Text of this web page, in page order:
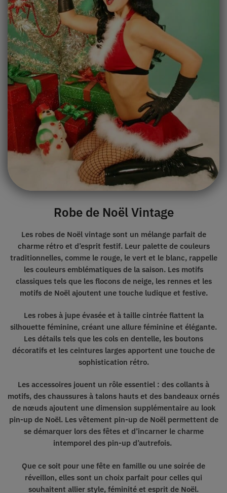
Robe de Noël Vintage
Les robes de Noël vintage sont un mélange parfait de
charme rétro et d’esprit festif. Leur palette de couleurs
traditionnelles, comme le rouge, le vert et le blanc, rappelle
les couleurs emblématiques de la saison. Les motifs
classiques tels que les flocons de neige, les rennes et les
motifs de Noël ajoutent une touche ludique et festive.
Les robes à jupe évasée et à taille cintrée flattent la
silhouette féminine, créant une allure féminine et élégante.
Les détails tels que les cols en dentelle, les boutons
décoratifs et les ceintures larges apportent une touche de
sophistication rétro.
Les accessoires jouent un rôle essentiel : des collants à
motifs, des chaussures à talons hauts et des bandeaux ornés
de nœuds ajoutent une dimension supplémentaire au look
pin-up de Noël. Les vêtement pin-up de Noël permettent de
se démarquer lors des fêtes et d’incarner le charme
intemporel des pin-up d’autrefois.
Que ce soit pour une fête en famille ou une soirée de
réveillon, elles sont un choix parfait pour celles qui
souhaitent allier style, féminité et esprit de Noël.